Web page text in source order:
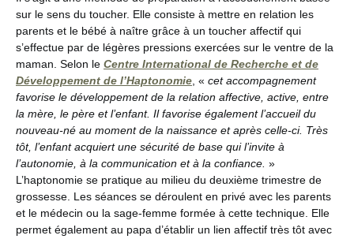
sur le sens du toucher. Elle consiste à mettre en relation les
parents et le bébé à naître grâce à un toucher affectif qui
s’effectue par de légères pressions exercées sur le ventre de la
maman. Selon le Centre International de Recherche et de
Développement de l’Haptonomie , « cet accompagnement
favorise le développement de la relation affective, active, entre
la mère, le père et l’enfant. Il favorise également l’accueil du
nouveau-né au moment de la naissance et après celle-ci. Très
tôt, l’enfant acquiert une sécurité de base qui l’invite à
l’autonomie, à la communication et à la confiance. »
L’haptonomie se pratique au milieu du deuxième trimestre de
grossesse. Les séances se déroulent en privé avec les parents
et le médecin ou la sage-femme formée à cette technique. Elle
permet également au papa d’établir un lien affectif très tôt avec